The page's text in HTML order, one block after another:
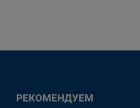
РЕКОМЕНДУЕМ